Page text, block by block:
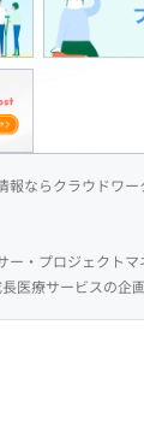
報ならクラウドワ
ー・プロジェクトマ
医療サービスの企